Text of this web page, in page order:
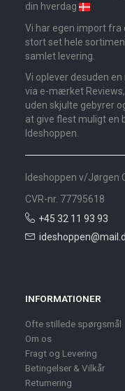
din hverdag
Vi har egen import fra
stort set hele
samlet levering.
Vi oplever desuden
via e-mærket
uden skjulte gebyrer
at give flest muligt en
Ideshoppen.
Ideshoppen v/Jørgen
CVR-nr. 77795618
+45 32 11 93 93
INFORMATIONER
Ofte stillede spørgsmål
Om os
Fragt og Levering
Betingelser & Vilkår
Returnering